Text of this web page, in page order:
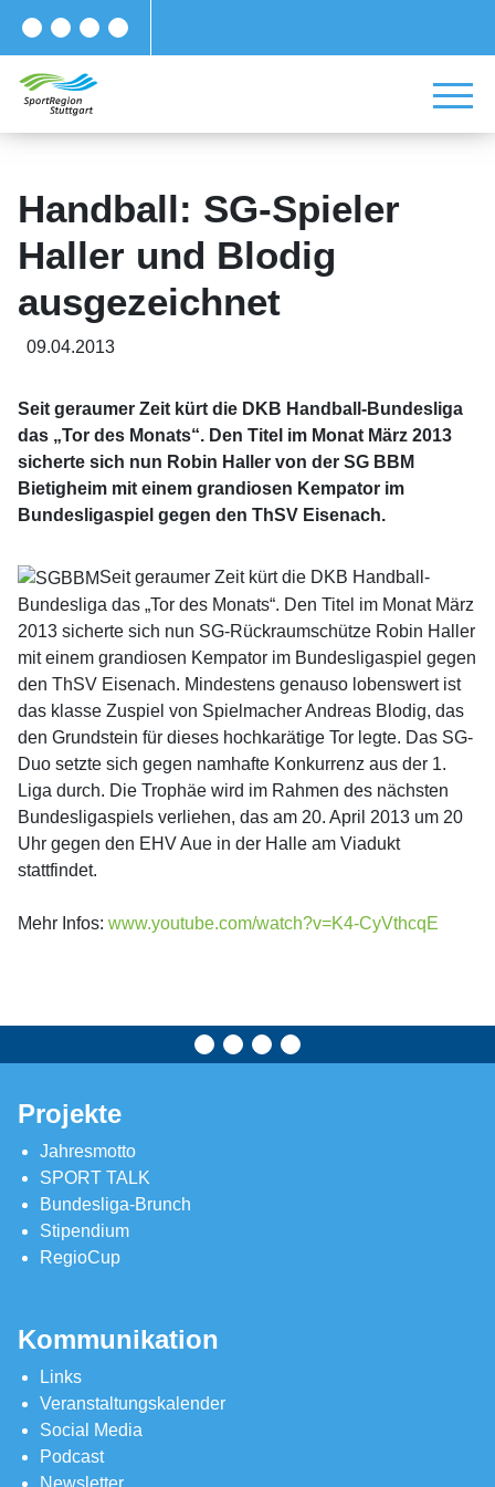
Handball: SG-Spieler
Haller und Blodig
ausgezeichnet
09.04.2013
Seit geraumer Zeit kürt die DKB Handball-Bundesliga
das „Tor des Monats“. Den Titel im Monat März 2013
sicherte sich nun Robin Haller von der SG BBM
Bietigheim mit einem grandiosen Kempator im
Bundesligaspiel gegen den ThSV Eisenach.
Seit geraumer Zeit kürt die DKB Handball-
Bundesliga das „Tor des Monats“. Den Titel im Monat März
2013 sicherte sich nun SG-Rückraumschütze Robin Haller
mit einem grandiosen Kempator im Bundesligaspiel gegen
den ThSV Eisenach. Mindestens genauso lobenswert ist
das klasse Zuspiel von Spielmacher Andreas Blodig, das
den Grundstein für dieses hochkarätige Tor legte. Das SG-
Duo setzte sich gegen namhafte Konkurrenz aus der 1.
Liga durch. Die Trophäe wird im Rahmen des nächsten
Bundesligaspiels verliehen, das am 20. April 2013 um 20
Uhr gegen den EHV Aue in der Halle am Viadukt
stattfindet.
Mehr Infos: www.youtube.com/watch?v=K4-CyVthcqE
Projekte
Jahresmotto
SPORT TALK
Bundesliga-Brunch
Stipendium
RegioCup
Kommunikation
Links
Veranstaltungskalender
Social Media
Podcast
Newsletter